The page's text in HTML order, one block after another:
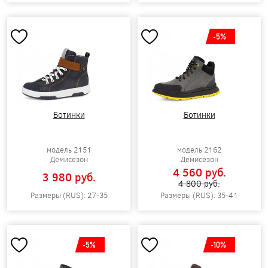
Ботинки
модель 2151
Демисезон
3 980 pуб.
Размеры (RUS): 27-35
-5%
Ботинки
модель 2162
Демисезон
4 560 pуб.
4 800 pуб.
Размеры (RUS): 35-41
-5% -10%